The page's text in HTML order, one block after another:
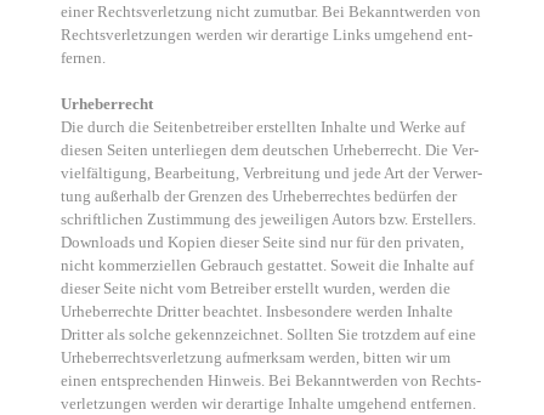
einer Rechts­ver­let­zung nicht zumut­bar. Bei Bekannt­wer­den von
Rechts­ver­let­zun­gen wer­den wir der­ar­ti­ge Links umge­hend ent­
fer­nen.
Urhe­ber­recht
Die durch die Sei­ten­be­trei­ber erstell­ten Inhal­te und Wer­ke auf
die­sen Sei­ten unter­lie­gen dem deut­schen Urhe­ber­recht. Die Ver­
viel­fäl­ti­gung, Bear­bei­tung, Ver­brei­tung und jede Art der Ver­wer­
tung außer­halb der Gren­zen des Urhe­ber­rech­tes bedür­fen der
schrift­li­chen Zustim­mung des jewei­li­gen Autors bzw. Erstel­lers.
Down­loads und Kopien die­ser Sei­te sind nur für den pri­va­ten,
nicht kom­mer­zi­el­len Gebrauch gestat­tet. Soweit die Inhal­te auf
die­ser Sei­te nicht vom Betrei­ber erstellt wur­den, wer­den die
Urhe­ber­rech­te Drit­ter beach­tet. Ins­be­son­de­re wer­den Inhal­te
Drit­ter als sol­che gekenn­zeich­net. Soll­ten Sie trotz­dem auf eine
Urhe­ber­rechts­ver­let­zung auf­merk­sam wer­den, bit­ten wir um
einen ent­spre­chen­den Hin­weis. Bei Bekannt­wer­den von Rechts­
ver­let­zun­gen wer­den wir der­ar­ti­ge Inhal­te umge­hend ent­fer­nen.